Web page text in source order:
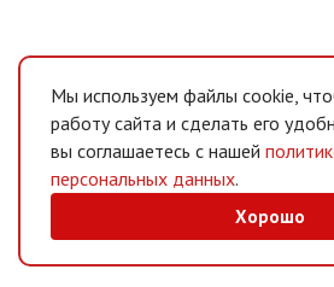
Мы используем файлы cookie,
работу сайта и сделать его
вы соглашаетесь с нашей
персональных данных.
Хорошо